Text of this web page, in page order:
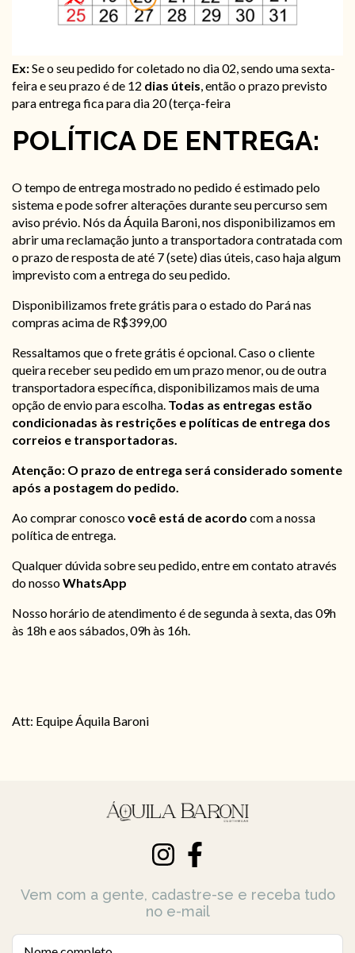
Ex:Se o seu pedido for coletado no dia 02, sendo uma sexta-
feira e seu prazo é de 12 dias úteis, então o prazo previsto
para entrega fica para dia 20 (terça-feira
POLÍTICA DE ENTREGA:
O tempo de entrega mostrado no pedido é estimado pelo
sistema e pode sofrer alterações durante seu percurso sem
aviso prévio. Nós da Áquila Baroni, nos disponibilizamos em
abrir uma reclamação junto a transportadora contratada com
o prazo de resposta de até 7 (sete) dias úteis, caso haja algum
imprevisto com a entrega do seu pedido.
Disponibilizamos frete grátis para o estado do Pará nas
compras acima de R$399,00
Ressaltamos que o frete grátis é opcional. Caso o cliente
queira receber seu pedido em um prazo menor, ou de outra
transportadora específica, disponibilizamos mais de uma
opção de envio para escolha. Todas as entregas estão
condicionadas às restrições e políticas de entrega dos
correios e transportadoras.
Atenção: O prazo de entrega será considerado somente
após a postagem do pedido.
Ao comprar conoscovocê está de acordo com a nossa
política de entrega.
Qualquer dúvida sobre seu pedido, entre em contato através
do nossoWhatsApp
Nosso horário de atendimento é de segunda à sexta, das 09h
às 18h e aos sábados, 09h às 16h.
Att: Equipe Áquila Baroni
Vem com a gente, cadastre-se e receba tudo
no e-mail